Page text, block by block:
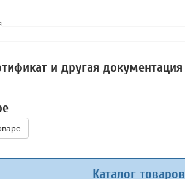
и другая документация
Каталог товаров